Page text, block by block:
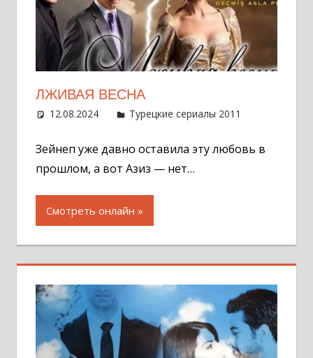
ЛЖИВАЯ ВЕСНА
12.08.2024 Администратор
Турецкие сериалы 2011
Зейнеп уже давно оставила эту любовь в
прошлом, а вот Азиз — нет…
Смотреть онлайн